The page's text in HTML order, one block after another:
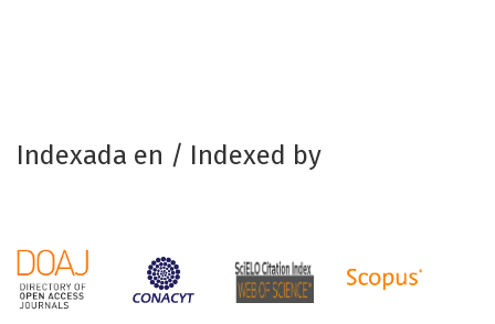
Indexada en / Indexed by